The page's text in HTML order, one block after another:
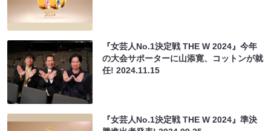
『女芸人No.1決定戦 THE W 2024』今年
の大会サポーターに山添寛、コットンが就
任!2024.11.15
『女芸人No.1決定戦 THE W 2024』準決